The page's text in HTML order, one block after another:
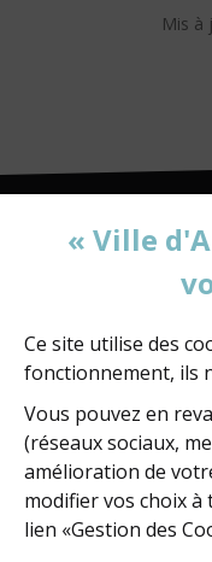
Mis à
BP 247
« Ville
Ce site utilise des
fonctionnement, ils
Vous pouvez en
(réseaux sociaux,
amélioration de
modifier vos choix
lien «Gestion des